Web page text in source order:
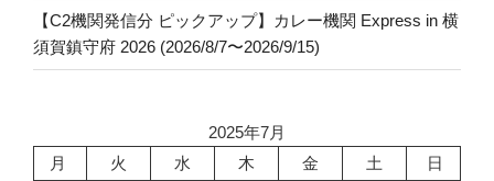
【C2機関発信分 ピックアップ】カレー機関 Express in 横
須賀鎮守府 2026 (2026/8/7〜2026/9/15)
2025年7月
月
火 水 木 金 土
日